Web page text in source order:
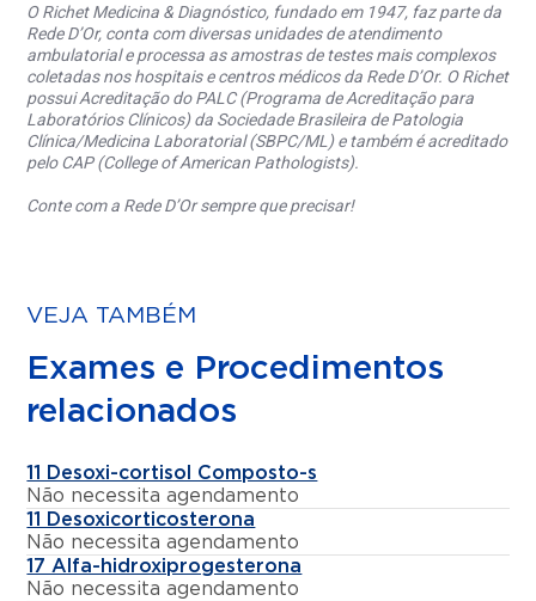
O Richet Medicina & Diagnóstico, fundado em 1947, faz parte da
Rede D’Or, conta com diversas unidades de atendimento
ambulatorial e processa as amostras de testes mais complexos
coletadas nos hospitais e centros médicos da Rede D’Or. O Richet
possui Acreditação do PALC (Programa de Acreditação para
Laboratórios Clínicos) da Sociedade Brasileira de Patologia
Clínica/Medicina Laboratorial (SBPC/ML) e também é acreditado
pelo CAP (College of American Pathologists).
Conte com a Rede D’Or sempre que precisar!
VEJA TAMBÉM
Exames e Procedimentos
relacionados
11 Desoxi-cortisol Composto-s
Não necessita agendamento
11 Desoxicorticosterona
Não necessita agendamento
17 Alfa-hidroxiprogesterona
Não necessita agendamento